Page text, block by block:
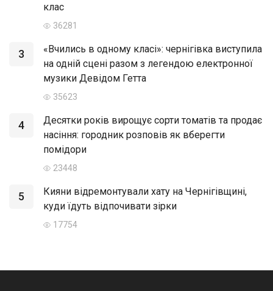
клас
36281
3
«Вчились в одному класі»: чернігівка виступила
на одній сцені разом з легендою електронної
музики Девідом Гетта
35623
4
Десятки років вирощує сорти томатів та продає
насіння: городник розповів як вберегти
помідори
23448
5
Кияни відремонтували хату на Чернігівщині,
куди їдуть відпочивати зірки
17754